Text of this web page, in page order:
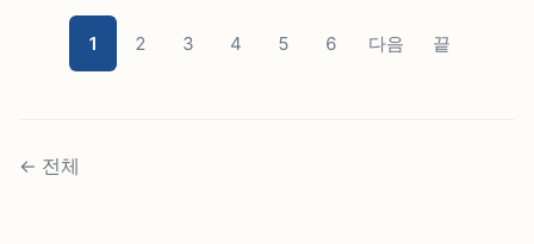
1 2 3 4 5 6 다음 끝
← 전체